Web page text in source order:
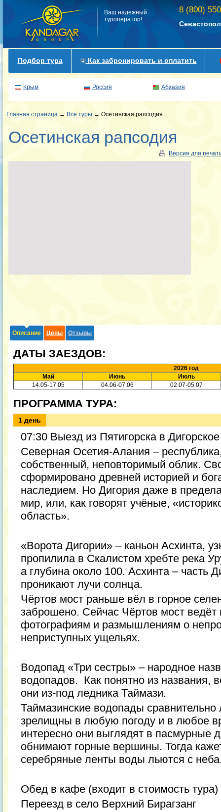
Ваш надежный
туроператор!
8 (800)
Подбор тура Как забронировать и оплатить
Крым Россия Абхазия
Главная страница → Все туры → Осетинская рапсодия
Осетинская рапсодия
Версия для
Описание Цены Отзывы
ДАТЫ ЗАЕЗДОВ:
2026 год
Май
Июнь
Июль
14.05-17.05
04.06-07.06 02.07-05.07
ПРОГРАММА ТУРА:
1 день
07:30 Выезд из Пятигорска в
Северная Осетия-Алания –
собственный, неповторимый облик.
сформировано древней историей и
наследием. Но Дигория даже в
мир, или, как говорят учёные,
область».
«Ворота Дигории» – каньон Асхинта,
пропилила в Скалистом хребте река
а глубина около 100. Асхинта – часть
проникают лучи солнца.
Чёртов мост раньше вёл в горное
заброшено. Сейчас Чёртов мост ведёт
фотографиям и размышлениям о
неприступных ущельях.
Водопад «Три сестры» – народное
водопадов. Как понятно из названия,
они из-под ледника Таймази.
Таймазинские водопады сравнительно
зрелищны в любую погоду и в любое
интересно они выглядят в пасмурные
обнимают горные вершины. Тогда
серебряные ленты воды льются с
Обед в кафе (входит в стоимость тура)
Переезд в село Верхний Бирагзанг